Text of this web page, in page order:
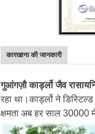
कारखाना की जानकारी
गुआंगज़ौ कार्ड्लो जैव
रहा था।कार्ड्लो ने
क्षमता अब हर साल 30000